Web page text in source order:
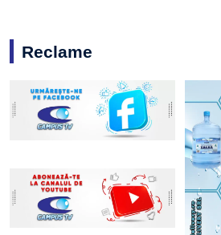
Reclame